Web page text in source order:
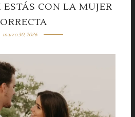
ESTÁS CON LA MUJER
marzo 30, 2026